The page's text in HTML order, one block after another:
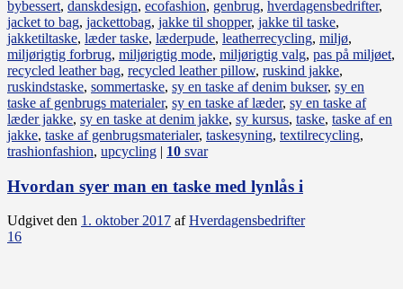
bybessert, danskdesign, ecofashion, genbrug, hverdagensbedrifter,
jacket to bag, jackettobag, jakke til shopper, jakke til taske,
jakketiltaske, læder taske, læderpude, leatherrecycling, miljø,
miljørigtig forbrug, miljørigtig mode, miljørigtig valg, pas på miljøet,
recycled leather bag, recycled leather pillow, ruskind jakke,
ruskindstaske, sommertaske, sy en taske af denim bukser, sy en
taske af genbrugs materialer, sy en taske af læder, sy en taske af
læder jakke, sy en taske at denim jakke, sy kursus, taske, taske af en
jakke, taske af genbrugsmaterialer, taskesyning, textilrecycling,
trashionfashion, upcycling | 10 svar
Hvordan syer man en taske med lynlås i
Udgivet den 1. oktober 2017 afHverdagensbedrifter
16